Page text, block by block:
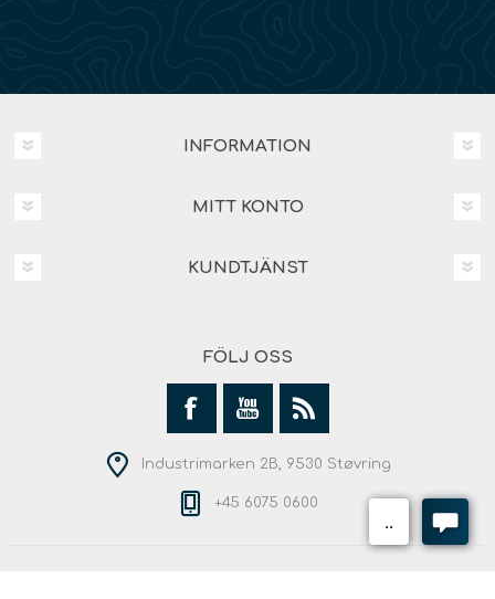
INFORMATION
MITT KONTO
KUNDTJÄNST
FÖLJ OSS
Industrimarken 2B, 9530 Støvring
+45 6075 0600